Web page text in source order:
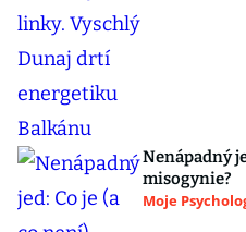
Nenápadný
misogynie?
Moje